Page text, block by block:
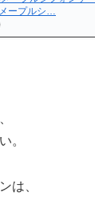
ープルシ…
。
は、